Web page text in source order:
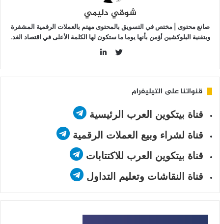
شوقي دليمي
صانع محتوى | مختص في التسويق بالمحتوى مهتم بالعملات الرقمية المشفرة
وبتقنية البلوكشين أؤمن بأنها يوما ما ستكون لها الكلمة الأعلى في اقتصاد الغد.
قنواتنا على التيليغرام
قناة بيتكوين العرب الرئيسية
قناة لشراء وبيع العملات الرقمية
قناة بيتكوين العرب للاكتتابات
قناة النقاشات وتعليم التداول